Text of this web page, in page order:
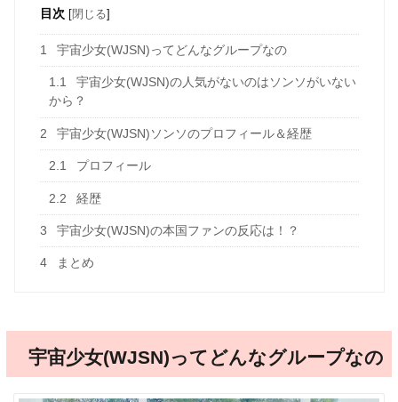
目次 [閉じる]
1 宇宙少女(WJSN)ってどんなグループなの
1.1
宇宙少女(WJSN)の人気がないのはソンソがいない
から？
2 宇宙少女(WJSN)ソンソのプロフィール＆経歴
2.1 プロフィール
2.2 経歴
3 宇宙少女(WJSN)の本国ファンの反応は！？
4 まとめ
宇宙少女(WJSN)ってどんなグループなの